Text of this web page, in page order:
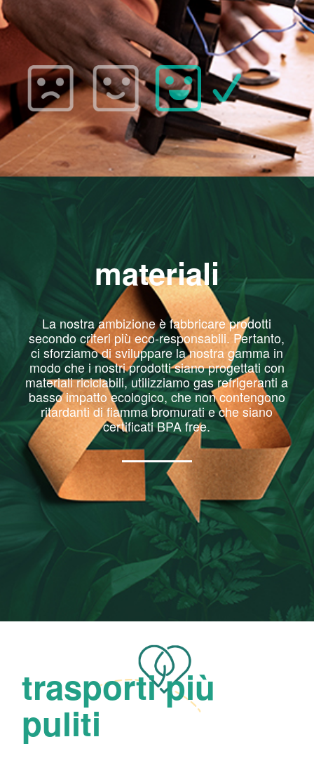
materiali
La nostra ambizione è fabbricare prodotti
secondo criteri più eco-responsabili. Pertanto,
ci sforziamo di sviluppare la nostra gamma in
modo che i nostri prodotti siano progettati con
materiali riciclabili, utilizziamo gas refrigeranti a
basso impatto ecologico, che non contengono
ritardanti di fiamma bromurati e che siano
certificati BPA free.
trasporti più
puliti